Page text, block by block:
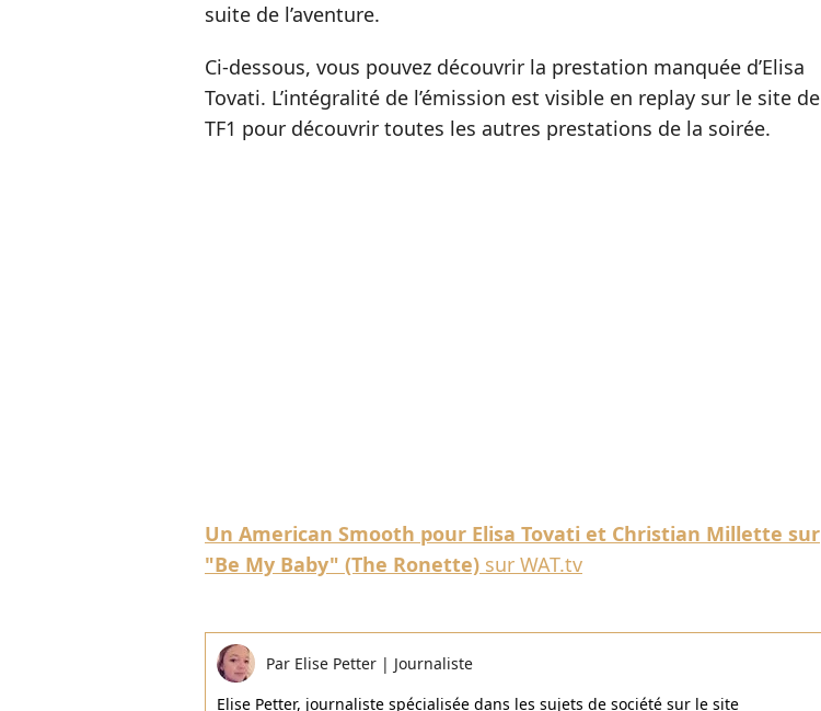
suite de l’aventure.
Ci-dessous, vous pouvez découvrir la prestation manquée d’Elisa
Tovati. L’intégralité de l’émission est visible en replay sur le site de
TF1 pour découvrir toutes les autres prestations de la soirée.
Un American Smooth pour Elisa Tovati et Christian Millette sur
"Be My Baby" (The Ronette) sur WAT.tv
Par Elise Petter | Journaliste
Elise Petter, journaliste spécialisée dans les sujets de société sur le site